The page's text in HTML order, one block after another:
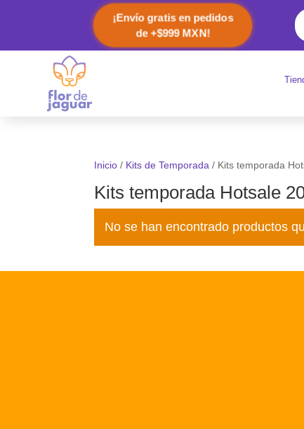
¡Envío gratis en pedidos
de +$999 MXN!
Inicio / Kits de Temporada / Kits temporada
Kits temporada Hotsale
No se han encontrado productos